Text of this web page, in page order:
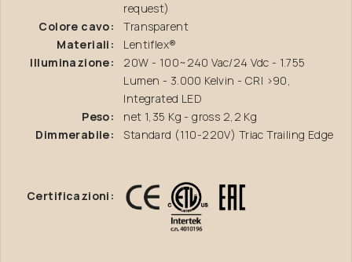
request)
Colore cavo:
Transparent
Materiali:
Lentiflex®
Illuminazione:
20W - 100~240 Vac/24 Vdc - 1.755
Lumen - 3.000 Kelvin - CRI >90,
Integrated LED
Peso:
net 1,35 Kg - gross 2,2 Kg
Dimmerabile:
Standard (110-220V) Triac Trailing Edge
Certificazioni: